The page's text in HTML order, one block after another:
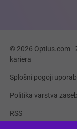
© 2026 Optius.com -
kariera
Splošni pogoji
Politika varstva
RSS